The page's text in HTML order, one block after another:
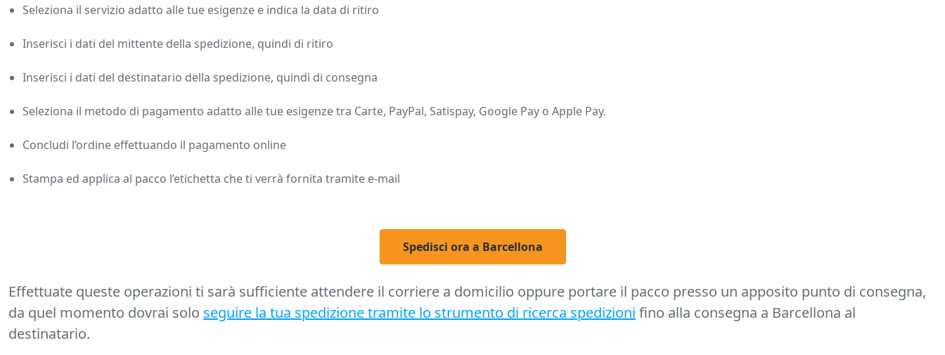
Seleziona il servizio adatto alle tue esigenze e indica la data di ritiro
Inserisci i dati del mittente della spedizione, quindi di ritiro
Inserisci i dati del destinatario della spedizione, quindi di consegna
Seleziona il metodo di pagamento adatto alle tue esigenze tra Carte, PayPal, Satispay, Google Pay o Apple Pay.
Concludi l’ordine effettuando il pagamento online
Stampa ed applica al pacco l’etichetta che ti verrà fornita tramite e-mail
Spedisci ora a Barcellona
Effettuate queste operazioni ti sarà sufficiente attendere il corriere a domicilio oppure portare il pacco presso un apposito punto di consegna,
da quel momento dovrai solo seguire la tua spedizione tramite lo strumento di ricerca spedizioni fino alla consegna a Barcellona al
destinatario.